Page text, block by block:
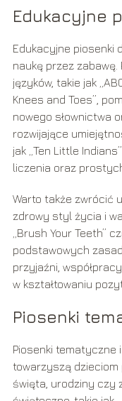
Edukacyjne
Edukacyjne piosenki
naukę przez
języków, takie jak
Knees and Toes”,
nowego słownictwa
rozwijające
jak „Ten Little
liczenia oraz
Warto także zwrócić
zdrowy styl życia i
„Brush Your Teeth”
podstawowych
przyjaźni,
w kształtowaniu
Piosenki
Piosenki tematyczne
towarzyszą
święta, urodziny czy